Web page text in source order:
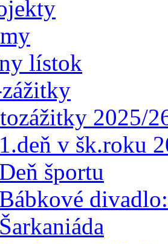
lístok
2025/
1.deň v šk.roku
Deň športu
Bábkové
Šarkaniáda